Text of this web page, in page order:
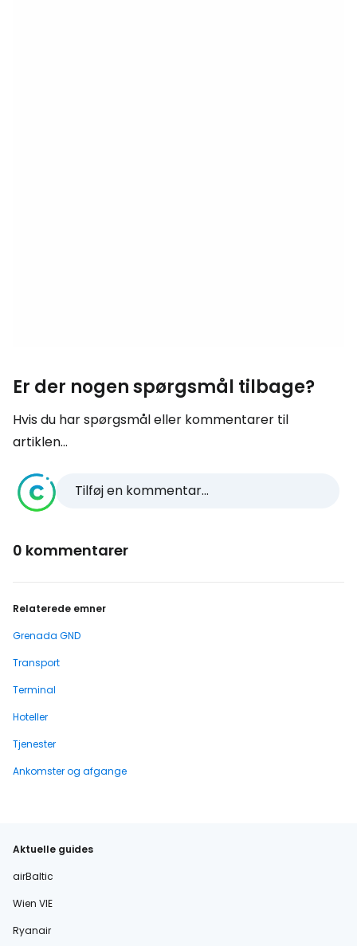
Er der nogen spørgsmål tilbage?
Hvis du har spørgsmål eller kommentarer til
artiklen...
Tilføj en kommentar...
0 kommentarer
Relaterede emner
Grenada GND
Transport
Terminal
Hoteller
Tjenester
Ankomster og afgange
Aktuelle guides
airBaltic
Wien VIE
Ryanair